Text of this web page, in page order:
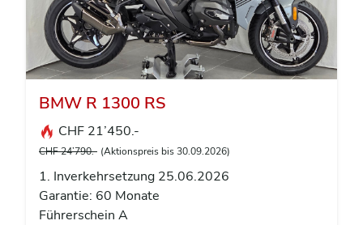
BMW R 1300 RS
CHF 21’450.-
CHF 24’790.- (Aktionspreis bis 30.09.2026)
1. Inverkehrsetzung 25.06.2026
Garantie: 60 Monate
Führerschein A